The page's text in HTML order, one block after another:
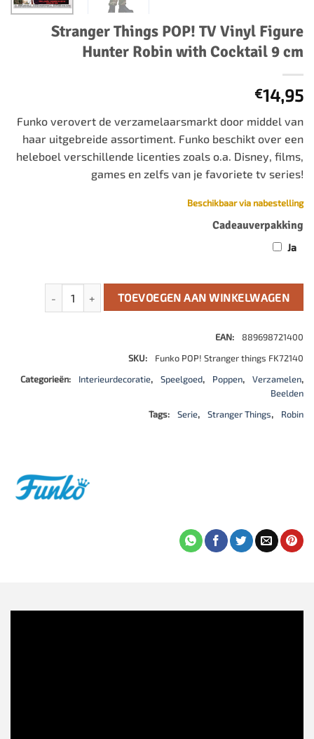
Stranger Things POP! TV Vinyl Figure
Hunter Robin with Cocktail 9 cm
€14,95
Funko verovert de verzamelaarsmarkt door middel van
haar uitgebreide assortiment. Funko beschikt over een
heleboel verschillende licenties zoals o.a. Disney, films,
games en zelfs van je favoriete tv series!
Beschikbaar via nabestelling
Cadeauverpakking
Ja
Stranger Things POP! TV Vinyl Figure Hunter Robin with
TOEVOEGEN AAN WINKELWAGEN
EAN:
889698721400
SKU:
Funko POP! Stranger things FK72140
Categorieën:
Interieurdecoratie, Speelgoed, Poppen, Verzamelen,
Beelden
Tags:
Serie, Stranger Things, Robin